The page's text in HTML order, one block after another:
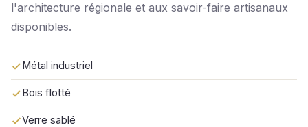
l'architecture régionale et aux savoir-faire artisanaux
disponibles.
Métal industriel
Bois flotté
Verre sablé